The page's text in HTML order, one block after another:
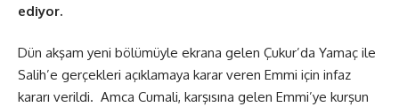
ediyor.
Dün akşam yeni bölümüyle ekrana gelen Çukur’da Yamaç ile
Salih’e gerçekleri açıklamaya karar veren Emmi için infaz
kararı verildi. Amca Cumali, karşısına gelen Emmi’ye kurşun